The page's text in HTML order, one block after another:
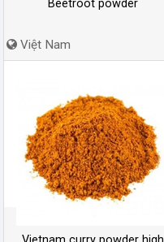
Beetroot powder
Việt Nam